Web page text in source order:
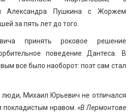
Александра Пушкина с Жоржем
за пять лет до того.
принять роковое решение
поведение Дантеса. В
все было наоборот: поэт сам стал
люди, Михаил Юрьевич не отличался
покладистым нравом.«В Лермонтове